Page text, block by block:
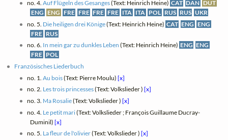
no. 4. Auf Flügeln des Gesanges(Text: Heinrich Heine) CAT DAN DUT
ENG ENG FRE FRE FRE FRE ITA ITA POL RUS RUS UKR
no. 5. Die heiligen drei Könige(Text: Heinrich Heine) CAT ENG ENG
FRE RUS
no. 6. In mein gar zu dunkles Leben (Text: Heinrich Heine) ENG ENG
FRE POL
Französisches Liederbuch
no. 1. Au bois(Text: Pierre Moulu) [x]
no. 2. Les trois princesses(Text: Volkslieder ) [x]
no. 3. Ma Rosalie(Text: Volkslieder ) [x]
no. 4. Le petit mari(Text: Volkslieder ; François Guillaume Ducray-
Duminil)[x]
no. 5. La fleur de l'olivier(Text: Volkslieder ) [x]